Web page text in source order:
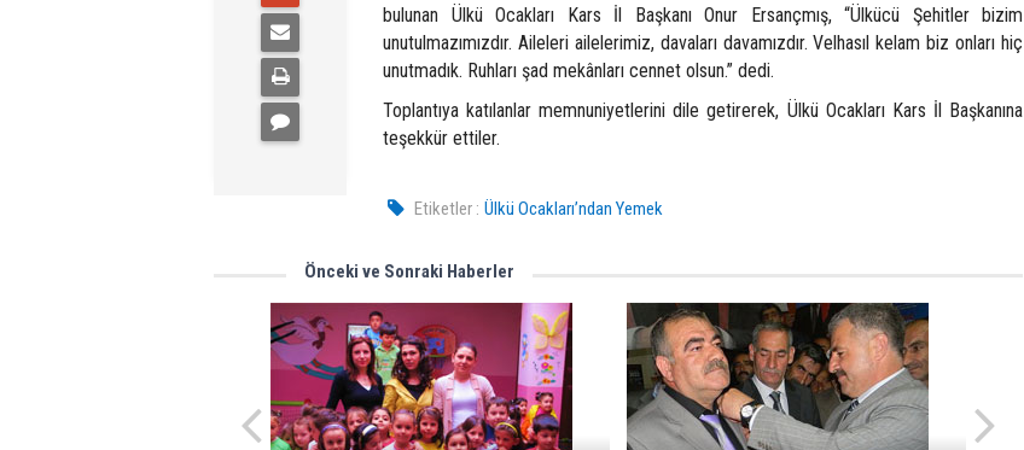
bulunan Ülkü Ocakları Kars İl Başkanı Onur Ersançmış, “Ülkücü Şehitler bizim
unutulmazımızdır. Aileleri ailelerimiz, davaları davamızdır. Velhasıl kelam biz onları hiç
unutmadık. Ruhları şad mekânları cennet olsun.” dedi.
Toplantıya katılanlar memnuniyetlerini dile getirerek, Ülkü Ocakları Kars İl Başkanına
teşekkür ettiler.
Etiketler : Ülkü Ocakları’ndan Yemek
Önceki ve Sonraki Haberler